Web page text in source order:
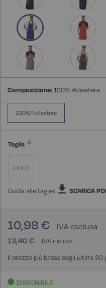
Composizione:100% Poliestere
100% Poliestere
Taglia
UNICA
Guida alle taglie: SCARICA
13,40 €
10,98 €
Il prezzo più basso degli ultimi 30
DISPONIBILE